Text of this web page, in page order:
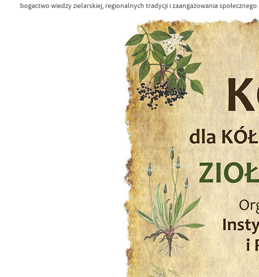
bogactwo wiedzy zielarskiej, regionalnych tradycji i zaangażowania społecznego.